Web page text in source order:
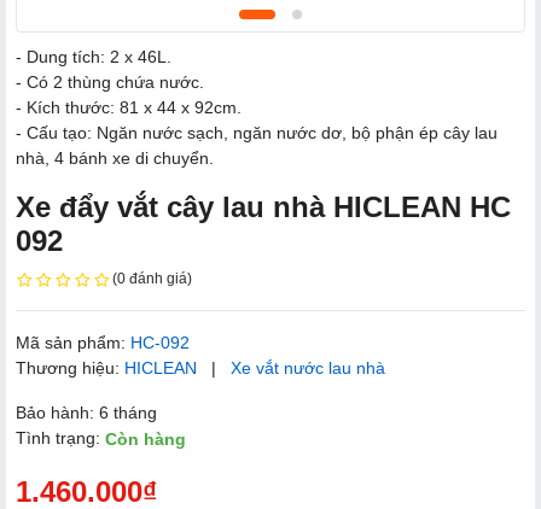
- Dung tích: 2 x 46L.
- Có 2 thùng chứa nước.
- Kích thước: 81 x 44 x 92cm.
- Cấu tạo: Ngăn nước sạch, ngăn nước dơ, bộ phận ép cây lau
nhà, 4 bánh xe di chuyển.
Xe đẩy vắt cây lau nhà HICLEAN HC
092
(0 đánh giá)
Mã sản phẩm: HC-092
Thương hiệu: HICLEAN | Xe vắt nước lau nhà
Bảo hành: 6 tháng
Tình trạng: Còn hàng
1.460.000₫